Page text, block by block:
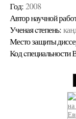
Год: 2008
Автор научной
Ученая cтепень:
Место защиты
Код cпециальности